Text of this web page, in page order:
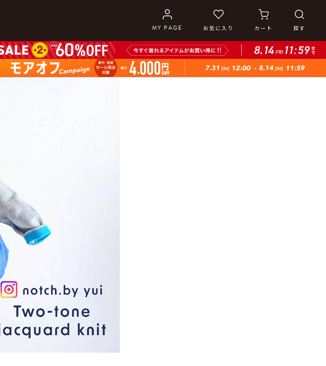
MY PAGE お気に入り カート 探す